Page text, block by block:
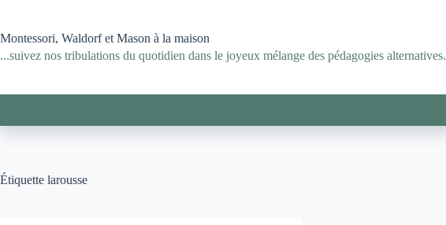
contenu
Montessori, Waldorf et Mason à la maison
...suivez nos tribulations du quotidien dans le joyeux mélange des pédagogies alternatives.
Étiquette larousse